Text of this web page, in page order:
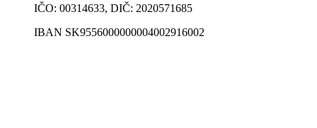
IČO: 00314633, DIČ: 2020571685
IBAN SK9556000000004002916002